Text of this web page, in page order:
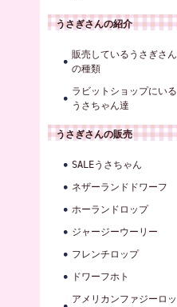
うさぎさんの紹介
販売しているうさぎさん
の種類
ラビットショップにいる
うさちゃん達
うさぎさんの販売
SALEうさちゃん
ネザーランドドワーフ
ホーランドロップ
ジャージーウーリー
フレンチロップ
ドワーフホト
アメリカンファジーロッ